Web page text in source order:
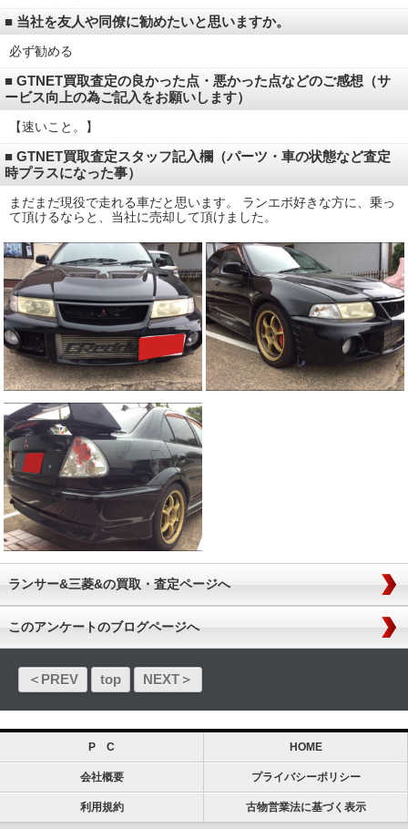
■ 当社を友人や同僚に勧めたいと思いますか。
必ず勧める
■ GTNET買取査定の良かった点・悪かった点などのご感想（サ
ービス向上の為ご記入をお願いします）
【速いこと。】
■ GTNET買取査定スタッフ記入欄（パーツ・車の状態など査定
時プラスになった事）
まだまだ現役で走れる車だと思います。 ランエボ好きな方に、乗っ
て頂けるならと、当社に売却して頂けました。
ランサー&三菱&の買取・査定ページへ
このアンケートのブログページへ
＜PREV top NEXT＞
P C HOME
会社概要 プライバシーポリシー
利用規約 古物営業法に基づく表示